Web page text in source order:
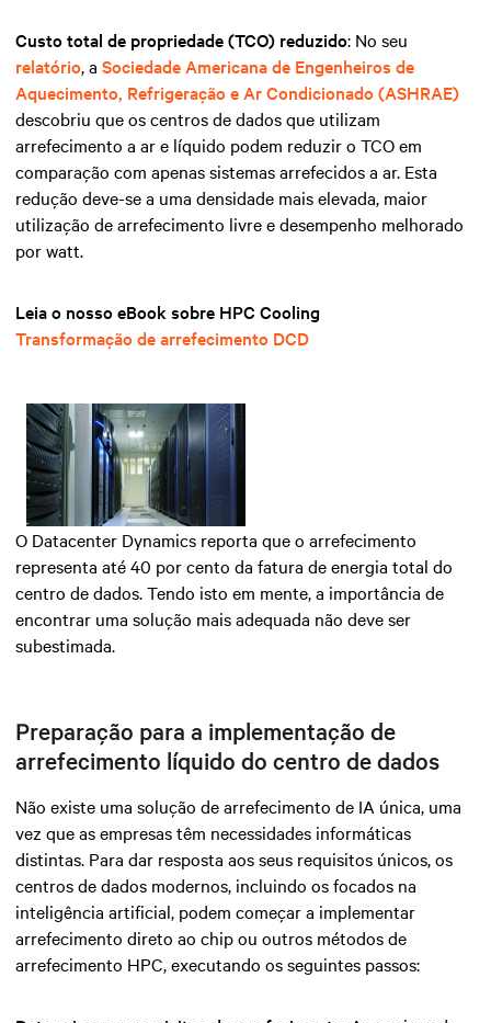
Custo total de propriedade (TCO) reduzido: No seu
relatório, a Sociedade Americana de Engenheiros de
Aquecimento, Refrigeração e Ar Condicionado (ASHRAE)
descobriu que os centros de dados que utilizam
arrefecimento a ar e líquido podem reduzir o TCOem
comparação com apenas sistemas arrefecidos a ar. Esta
redução deve-se a uma densidade mais elevada, maior
utilização de arrefecimento livre e desempenho melhorado
por watt.
Leia o nosso eBook sobre HPC Cooling
Transformação de arrefecimento DCD
O Datacenter Dynamics reporta que o arrefecimento
representa até 40 por cento da fatura de energia total do
centro de dados. Tendo isto em mente, a importância de
encontrar uma solução mais adequada não deve ser
subestimada.
Preparação para a implementação de
arrefecimento líquido do centro de dados
Não existe uma solução de arrefecimento de IA única, uma
vez que as empresas têm necessidades informáticas
distintas. Para dar resposta aos seus requisitos únicos, os
centros de dados modernos, incluindo os focados na
inteligência artificial, podem começar a implementar
arrefecimento direto ao chip ou outros métodos de
arrefecimento HPC, executando os seguintes passos: